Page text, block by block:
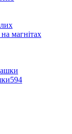
магнітах
594